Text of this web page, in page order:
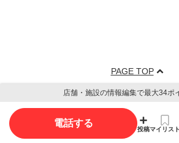
PAGE TOP
店舗・施設の情報編集で最大34ポ
電話する
投稿マイリスト